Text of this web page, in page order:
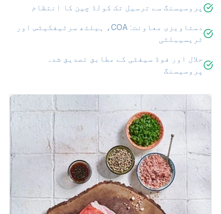
پروسیسنگ سے ترسیل تک کولڈ چین کا انتظام
دستاویزی معاونت: COA، ہیلتھ سرٹیفکیٹس اور
ٹریسیبلٹی
حلال اور فوڈ سیفٹی کے مطابق تصدیق شدہ
پروسیسنگ